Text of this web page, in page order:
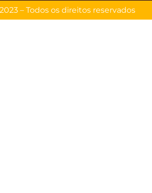
– Todos os direitos reservados